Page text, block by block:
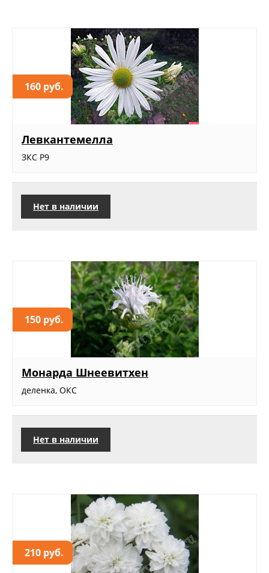
160 руб.
Левкантемелла
ЗКС Р9
Нет в наличии
150 руб.
Монарда Шнеевитхен
деленка, ОКС
Нет в наличии
210 руб.